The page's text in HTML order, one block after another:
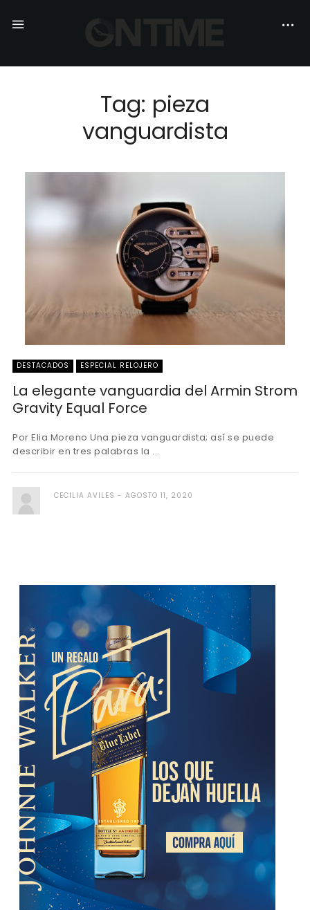
Tag: pieza
vanguardista
DESTACADOS ESPECIAL RELOJERO
La elegante vanguardia del Armin Strom
Gravity Equal Force
Por Elia Moreno Una pieza vanguardista; así se puede
describir en tres palabras la ...
CECILIA AVILES AGOSTO 11, 2020